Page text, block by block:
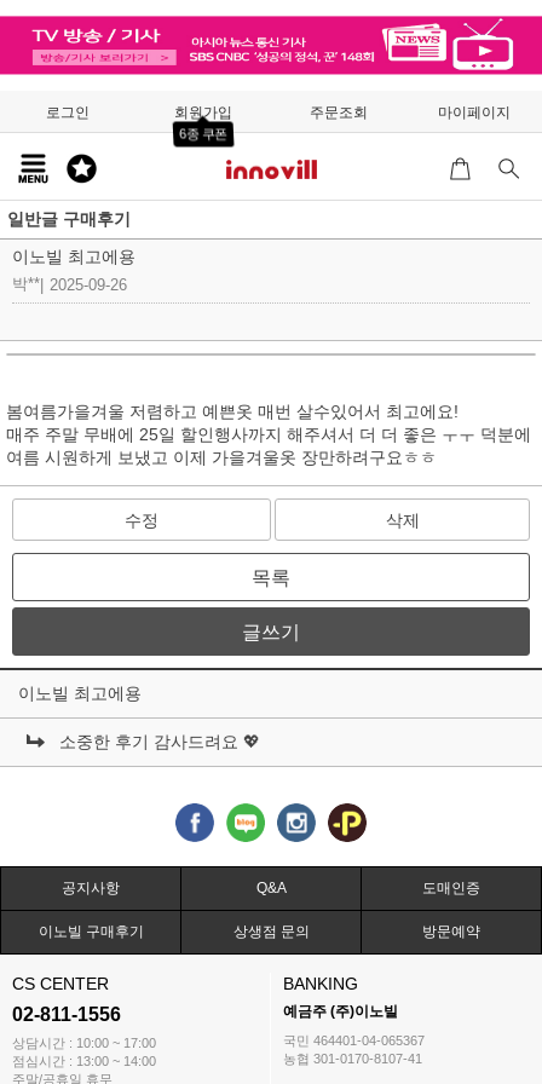
로그인 회원가입
6종 쿠폰
주문조회 마이페이지
일반글 구매후기
이노빌 최고에용
박** 2025-09-26
봄여름가을겨울 저렴하고 예쁜옷 매번 살수있어서 최고에요!
매주 주말 무배에 25일 할인행사까지 해주셔서 더 더 좋은 ㅜㅜ 덕분에
여름 시원하게 보냈고 이제 가을겨울옷 장만하려구요ㅎㅎ
수정 삭제
목록
글쓰기
이노빌 최고에용
소중한 후기 감사드려요 💖
공지사항 Q&A 도매인증
이노빌 구매후기 상생점 문의 방문예약
CS CENTER
02-811-1556
상담시간 : 10:00 ~ 17:00
점심시간 : 13:00 ~ 14:00
주말/공휴일 휴무
BANKING
예금주 (주)이노빌
국민 464401-04-065367
농협 301-0170-8107-41